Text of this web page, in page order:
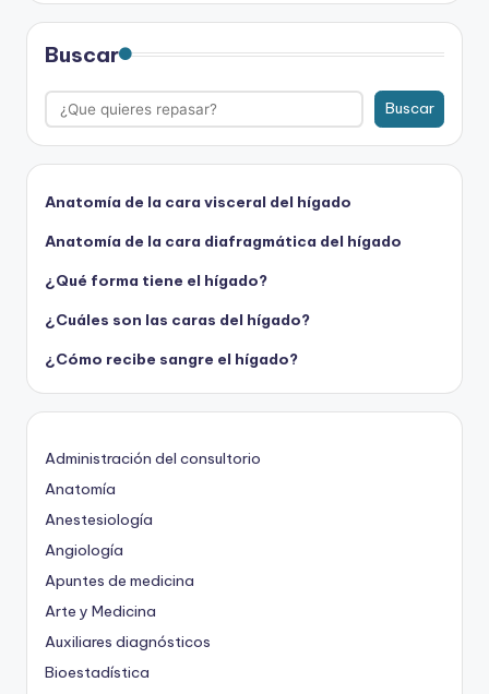
Buscar
Buscar
Anatomía de la cara visceral del hígado
Anatomía de la cara diafragmática del hígado
¿Qué forma tiene el hígado?
¿Cuáles son las caras del hígado?
¿Cómo recibe sangre el hígado?
Administración del consultorio
Anatomía
Anestesiología
Angiología
Apuntes de medicina
Arte y Medicina
Auxiliares diagnósticos
Bioestadística